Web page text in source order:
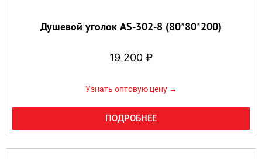
Душевой уголок AS-302-8 (80*80*200)
19 200 ₽
Узнать оптовую цену →
ПОДРОБНЕЕ